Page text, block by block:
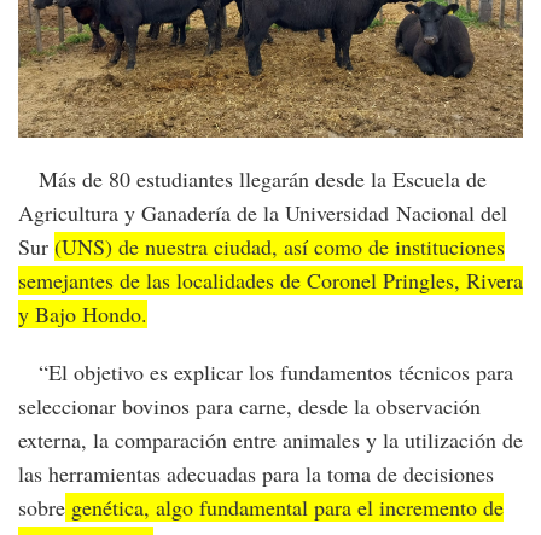
Más de 80 estudiantes llegarán desde la Escuela de
Agricultura y Ganadería de la Universidad Nacional del
Sur (UNS) de nuestra ciudad, así como de instituciones
semejantes de las localidades de Coronel Pringles, Rivera
y Bajo Hondo.
“El objetivo es explicar los fundamentos técnicos para
seleccionar bovinos para carne, desde la observación
externa, la comparación entre animales y la utilización de
las herramientas adecuadas para la toma de decisiones
sobre genética, algo fundamental para el incremento de